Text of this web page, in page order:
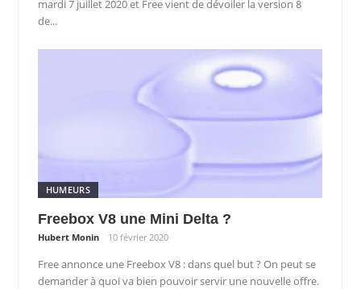
mardi 7 juillet 2020 et Free vient de dévoiler la version 8
de...
HUMEURS
Freebox V8 une Mini Delta ?
Hubert Monin 10 février 2020
Free annonce une Freebox V8 : dans quel but ? On peut se
demander à quoi va bien pouvoir servir une nouvelle offre.